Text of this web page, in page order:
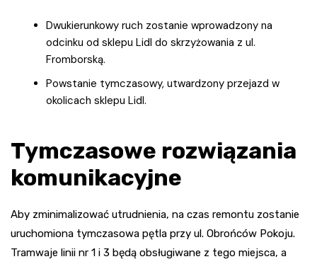
Dwukierunkowy ruch zostanie wprowadzony na
odcinku od sklepu Lidl do skrzyżowania z ul.
Fromborską.
Powstanie tymczasowy, utwardzony przejazd w
okolicach sklepu Lidl.
Tymczasowe rozwiązania
komunikacyjne
Aby zminimalizować utrudnienia, na czas remontu zostanie
uruchomiona tymczasowa pętla przy ul. Obrońców Pokoju.
Tramwaje linii nr 1 i 3 będą obsługiwane z tego miejsca, a